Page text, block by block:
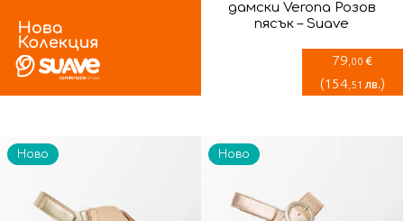
дамски Verona Розов
пясък – Suave
79 ,00 €
(154,51 лв.)
Ново Ново